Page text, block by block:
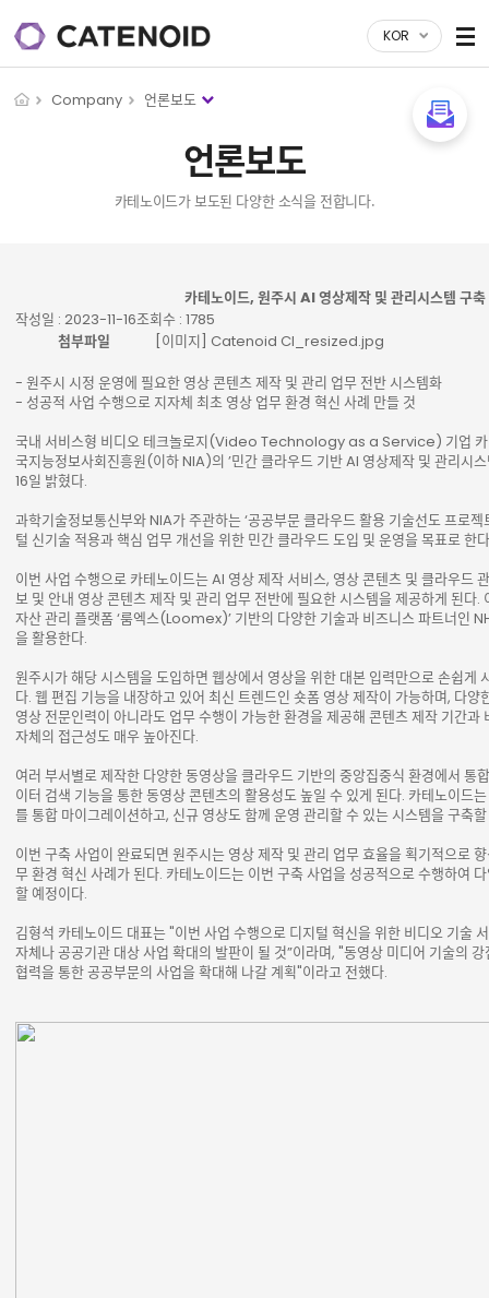
KOR
Company 언론보도
언론보도
카테노이드가 보도된 다양한 소식을 전합니다.
게시물 상세
카테노이드, 원주시 AI 영상제작 및 관리시스템 구
작성일 : 2023-11-16조회수 : 1785
첨부파일
[이미지] Catenoid CI_resized.jpg
- 원주시 시정 운영에 필요한 영상 콘텐츠 제작 및 관리 업무 전반 시스템화
- 성공적 사업 수행으로 지자체 최초 영상 업무 환경 혁신 사례 만들 것
국내 서비스형 비디오 테크놀로지(Video Technology as a Service) 기업 카
국지능정보사회진흥원(이하 NIA)의 ’민간 클라우드 기반 AI 영상제작 및 관리시
16일 밝혔다.
과학기술정보통신부와 NIA가 주관하는 ‘공공부문 클라우드 활용 기술선도 프로
털 신기술 적용과 핵심 업무 개선을 위한 민간 클라우드 도입 및 운영을 목표로 한
이번 사업 수행으로 카테노이드는 AI 영상 제작 서비스, 영상 콘텐츠 및 클라우드
보 및 안내 영상 콘텐츠 제작 및 관리 업무 전반에 필요한 시스템을 제공하게 된다
자산 관리 플랫폼 ‘룸엑스(Loomex)’ 기반의 다양한 기술과 비즈니스 파트너인
을 활용한다.
원주시가 해당 시스템을 도입하면 웹상에서 영상을 위한 대본 입력만으로 손쉽게
다. 웹 편집 기능을 내장하고 있어 최신 트렌드인 숏폼 영상 제작이 가능하며, 다
영상 전문인력이 아니라도 업무 수행이 가능한 환경을 제공해 콘텐츠 제작 기간과
자체의 접근성도 매우 높아진다.
여러 부서별로 제작한 다양한 동영상을 클라우드 기반의 중앙집중식 환경에서 통
이터 검색 기능을 통한 동영상 콘텐츠의 활용성도 높일 수 있게 된다. 카테노이드
를 통합 마이그레이션하고, 신규 영상도 함께 운영 관리할 수 있는 시스템을 구축
이번 구축 사업이 완료되면 원주시는 영상 제작 및 관리 업무 효율을 획기적으로
무 환경 혁신 사례가 된다. 카테노이드는 이번 구축 사업을 성공적으로 수행하여
할 예정이다.
김형석 카테노이드 대표는 "이번 사업 수행으로 디지털 혁신을 위한 비디오 기술
자체나 공공기관 대상 사업 확대의 발판이 될 것”이라며, "동영상 미디어 기술의
협력을 통한 공공부문의 사업을 확대해 나갈 계획"이라고 전했다.